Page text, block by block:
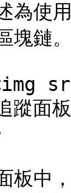
為
塊鏈。
蹤
板中